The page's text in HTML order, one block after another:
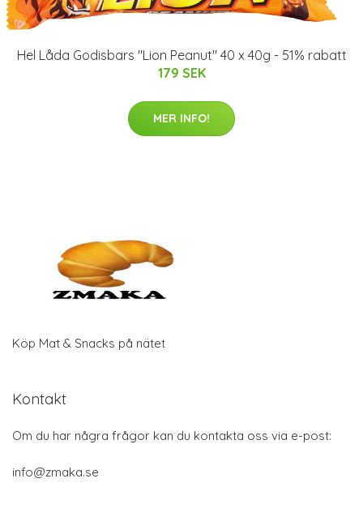
Hel Låda Godisbars "Lion Peanut" 40 x 40g - 51% rabatt
179 SEK
MER INFO!
Köp Mat & Snacks på nätet
Kontakt
Om du har några frågor kan du kontakta oss via e-post:
info@zmaka.se